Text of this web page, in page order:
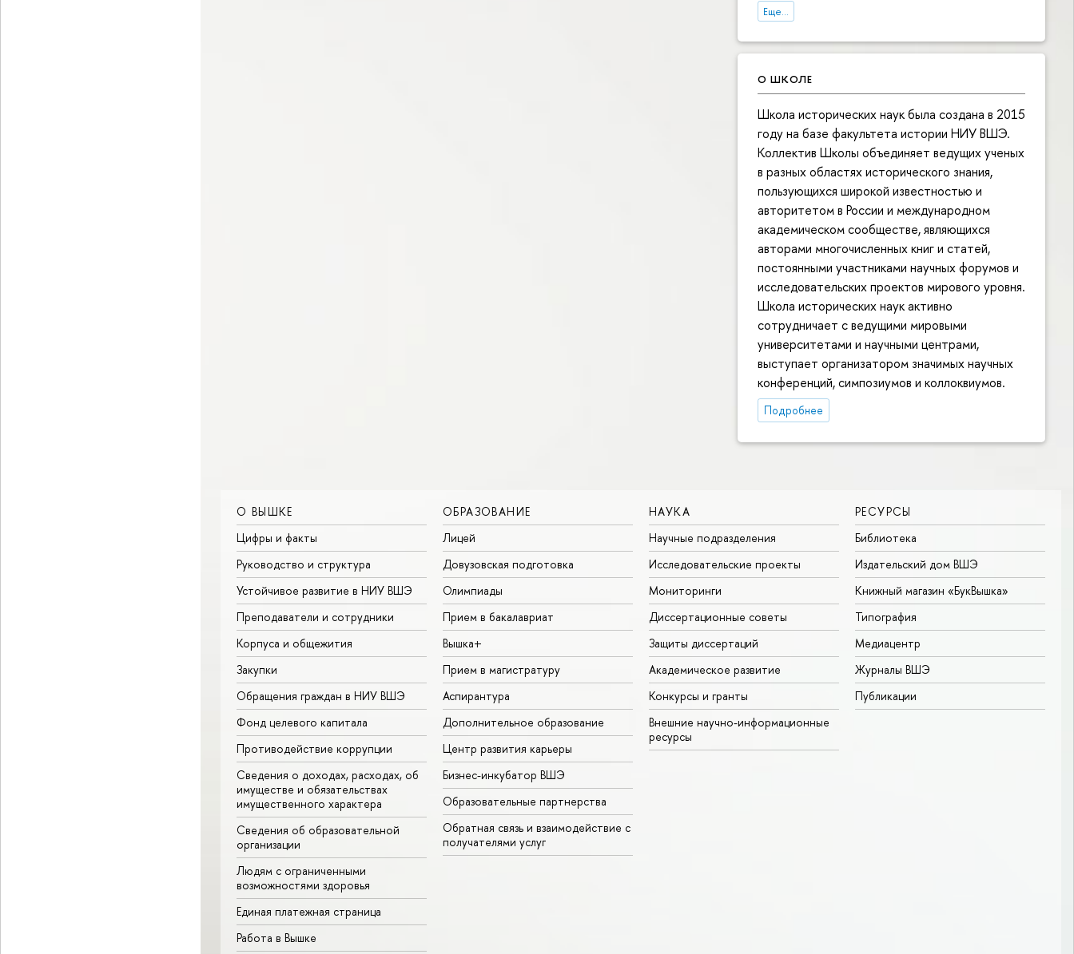
Еще...
О ШКОЛЕ
Школа исторических наук была создана в 2015
году на базе факультета истории НИУ ВШЭ.
Коллектив Школы объединяет ведущих ученых
в разных областях исторического знания,
пользующихся широкой известностью и
авторитетом в России и международном
академическом сообществе, являющихся
авторами многочисленных книг и статей,
постоянными участниками научных форумов и
исследовательских проектов мирового уровня.
Школа исторических наук активно
сотрудничает с ведущими мировыми
университетами и научными центрами,
выступает организатором значимых научных
конференций, симпозиумов и коллоквиумов.
Подробнее
О ВЫШКЕ
Цифры и факты
Руководство и структура
Устойчивое развитие в НИУ ВШЭ
Преподаватели и сотрудники
Корпуса и общежития
Закупки
Обращения граждан в НИУ ВШЭ
Фонд целевого капитала
Противодействие коррупции
Сведения о доходах, расходах, об
имуществе и обязательствах
имущественного характера
Сведения об образовательной
организации
Людям с ограниченными
возможностями здоровья
Единая платежная страница
Работа в Вышке
ОБРАЗОВАНИЕ
Лицей
Довузовская подготовка
Олимпиады
Прием в бакалавриат
Вышка+
Прием в магистратуру
Аспирантура
Дополнительное образование
Центр развития карьеры
Бизнес-инкубатор ВШЭ
Образовательные партнерства
Обратная связь и взаимодействие с
получателями услуг
НАУКА
Научные подразделения
Исследовательские проекты
Мониторинги
Диссертационные советы
Защиты диссертаций
Академическое развитие
Конкурсы и гранты
Внешние научно-информационные
ресурсы
РЕСУРСЫ
Библиотека
Издательский дом ВШЭ
Книжный магазин «БукВышка»
Типография
Медиацентр
Журналы ВШЭ
Публикации